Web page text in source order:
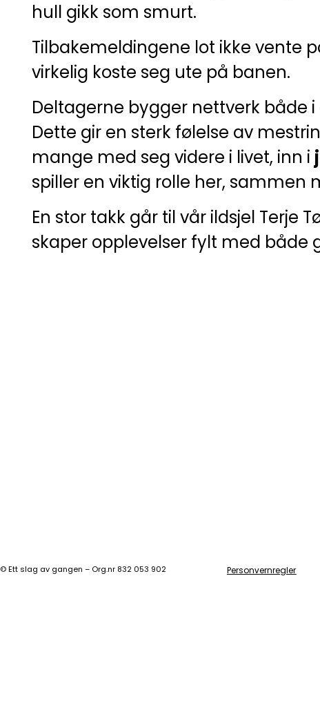
hull gikk som smurt.
Tilbakemeldingene lot ikke vente
virkelig koste seg ute på banen.
Deltagerne bygger nettverk både
Dette gir en sterk følelse av
mange med seg videre i livet, inn i
spiller en viktig rolle her, sammen
En stor takk går til vår ildsjel Terje
skaper opplevelser fylt med både
©Ett slag av gangen – Org.nr 832 053 902 Personvernregler